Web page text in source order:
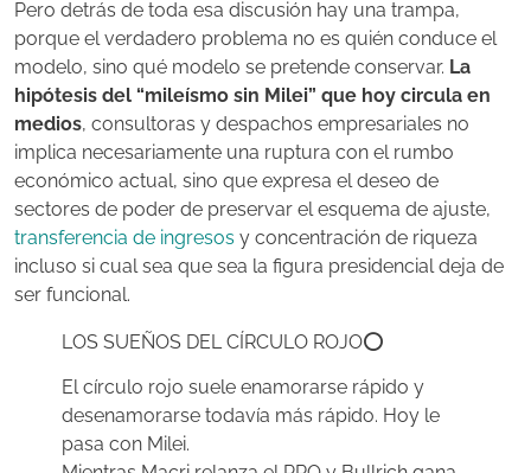
Pero detrás de toda esa discusión hay una trampa,
porque el verdadero problema no es quién conduce el
modelo, sino qué modelo se pretende conservar. La
hipótesis del “mileísmo sin Milei” que hoy circula en
medios, consultoras y despachos empresariales no
implica necesariamente una ruptura con el rumbo
económico actual, sino que expresa el deseo de
sectores de poder de preservar el esquema de ajuste,
transferencia de ingresos y concentración de riqueza
incluso si cual sea que sea la figura presidencial deja de
ser funcional.
LOS SUEÑOS DEL CÍRCULO ROJO⭕️
El círculo rojo suele enamorarse rápido y
desenamorarse todavía más rápido. Hoy le
pasa con Milei.